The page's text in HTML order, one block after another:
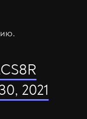
2021